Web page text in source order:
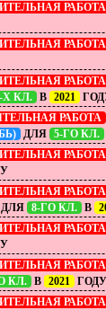
РАБОТА
РАБОТА
РАБОТА
Х КЛ. В 2021
РАБОТА
ДЛЯ 5-ГО КЛ.
РАБОТА
РАБОТА
ДЛЯ 8-ГО КЛ. В
РАБОТА
РАБОТА
КЛ. В 2021 ГОДУ
РАБОТА